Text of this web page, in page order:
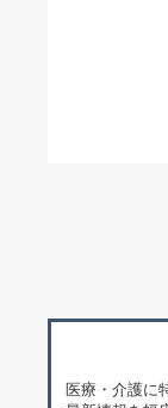
医療・介護に